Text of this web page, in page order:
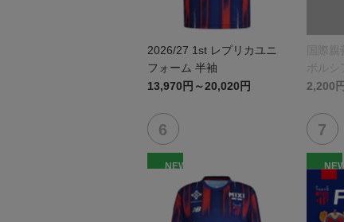
2026/27 1st レプリカユニ
フォーム 半袖
13,970円～20,020円
国際
ボル
リント
2,200円
NEW